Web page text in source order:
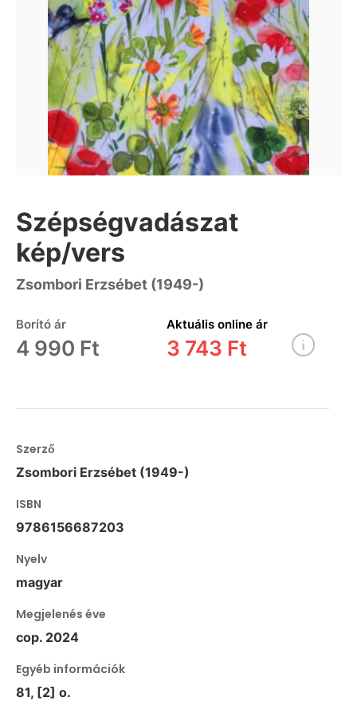
Szépségvadászat
kép/vers
Zsombori Erzsébet (1949-)
Borító ár
4 990 Ft
Aktuális online ár
3 743 Ft
Szerző
Zsombori Erzsébet (1949-)
ISBN
9786156687203
Nyelv
magyar
Megjelenés éve
cop. 2024
Egyéb információk
81, [2] o.